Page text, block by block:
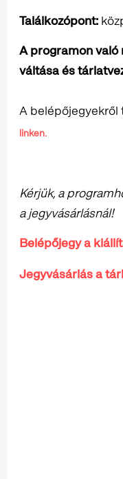
Találkozópont:
A programon való
váltása és
A belépőjegyekről
linken.
Kérjük, a
a jegyvásárlásnál!
Belépőjegy a
Jegyvásárlás a